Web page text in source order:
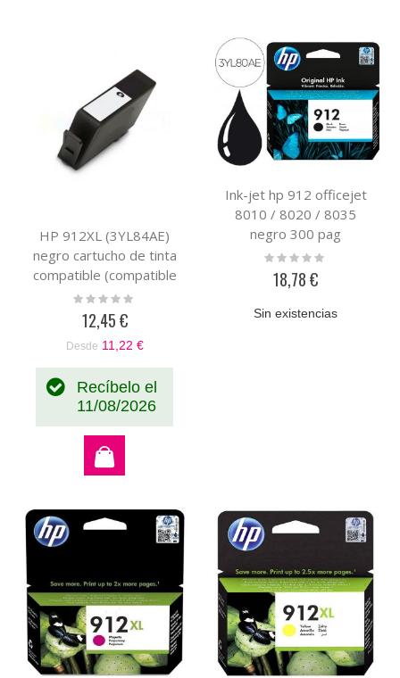
HP 912XL (3YL84AE)
negro cartucho de tinta
compatible (compatible
con HP+)
Rating:
12,45 €
Desde 11,22 €
Recíbelo el
11/08/2026
Ink-jet hp 912 officejet
8010 / 8020 / 8035
negro 300 pag
Rating:
18,78 €
Sin existencias